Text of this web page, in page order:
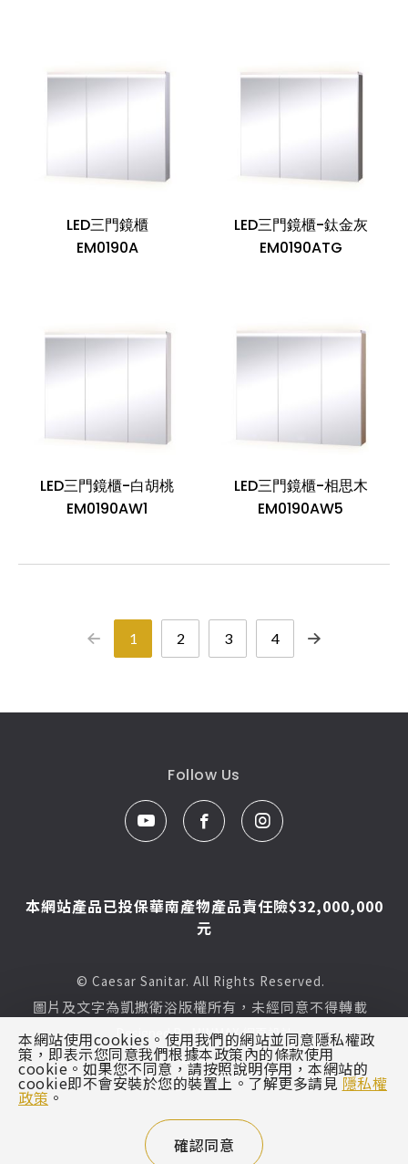
LED三門鏡櫃
EM0190A
LED三門鏡櫃-鈦金灰
EM0190ATG
LED三門鏡櫃-白胡桃
EM0190AW1
LED三門鏡櫃-相思木
EM0190AW5
1 2 3 4
Follow Us
本網站產品已投保華南產物產品責任險$32,000,000
元
© Caesar Sanitar. All Rights Reserved.
圖片及文字為凱撒衛浴版權所有，未經同意不得轉載
Designed ByMINMAX 網頁設計
區域
本網站使用cookies。使用我們的網站並同意隱私權政
策，即表示您同意我們根據本政策內的條款使用
cookie。如果您不同意，請按照說明停用，本網站的
cookie即不會安裝於您的裝置上。了解更多請見 隱私權
政策 。
確認同意